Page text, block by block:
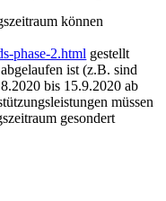
können
phase-2.html gestellt
ist (z.B. sind
bis 15.9.2020 ab
müssen
gesondert